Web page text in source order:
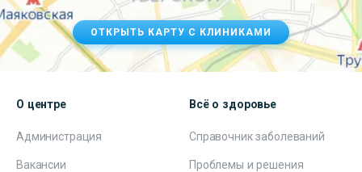
ОТКРЫТЬ КАРТУ С КЛИНИКАМИ
О центре
Администрация
Вакансии
Всё о здоровье
Справочник заболеваний
Проблемы и решения